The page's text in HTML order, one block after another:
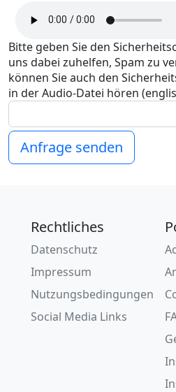
Bitte geben Sie den
uns dabei zuhelfen, Spam zu
können Sie auch den
in der Audio-Datei hören
Anfrage senden
Rechtliches
Datenschutz
Impressum
Nutzungsbedingungen
Social Media Links